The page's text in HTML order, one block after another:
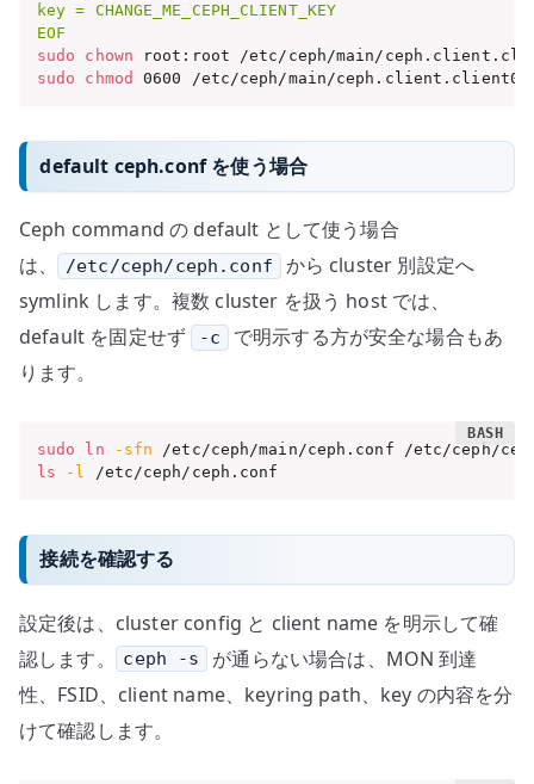
key = CHANGE_ME_CEPH_CLIENT_KEY
EOF
sudo
chown
sudo
chmod 0600 /etc/ceph/main/
default ceph.conf を使う場合
Ceph command の default として使う場合
は、
/etc/ceph/ceph.conf
から cluster 別設定へ
symlink します。複数 cluster を扱う host では、
default を固定せず
-c
で明示する方が安全な場合もあ
ります。
sudo ln
-sfn
ls
-l /etc/ceph/ceph.conf
接続を確認する
設定後は、cluster config と client name を明示して確
認します。
ceph -s
が通らない場合は、MON 到達
性、FSID、client name、keyring path、key の内容を分
けて確認します。